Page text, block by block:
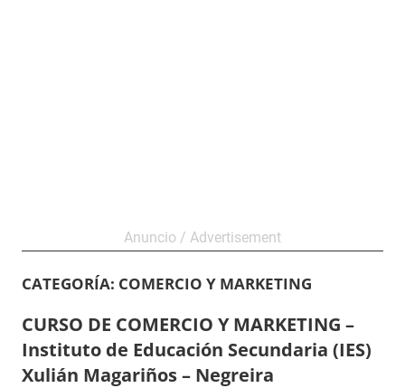
CATEGORÍA: COMERCIO Y MARKETING
CURSO DE COMERCIO Y MARKETING –
Instituto de Educación Secundaria (IES)
Xulián Magariños – Negreira